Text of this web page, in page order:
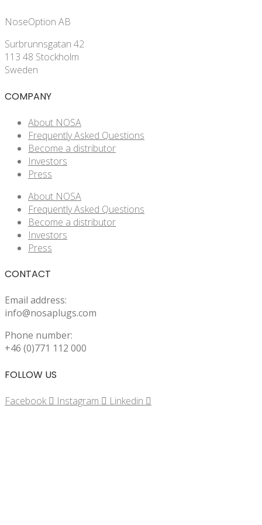
NoseOption AB
Surbrunnsgatan 42
113 48 Stockholm
Sweden
COMPANY
About NOSA
Frequently Asked Questions
Become a distributor
Investors
Press
About NOSA
Frequently Asked Questions
Become a distributor
Investors
Press
CONTACT
Email address:
info@nosaplugs.com
Phone number:
+46 (0)771 112 000
FOLLOW US
Facebook Instagram Linkedin